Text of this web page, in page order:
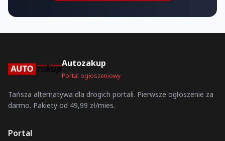
Autozakup
Portal ogłoszeniowy
Tańsza alternatywa dla drogich portali. Pierwsze ogłoszenie za
darmo. Pakiety od 49,99 zł/mies.
Portal